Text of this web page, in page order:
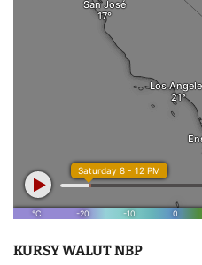
KURSY WALUT NBP